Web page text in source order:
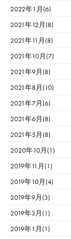
2022年1月(6)
2021年12月(8)
2021年11月(8)
2021年10月(7)
2021年9月(8)
2021年8月(10)
2021年7月(6)
2021年6月(8)
2021年5月(8)
2020年10月(1)
2019年11月(1)
2019年10月(4)
2019年9月(3)
2019年3月(1)
2019年1月(1)